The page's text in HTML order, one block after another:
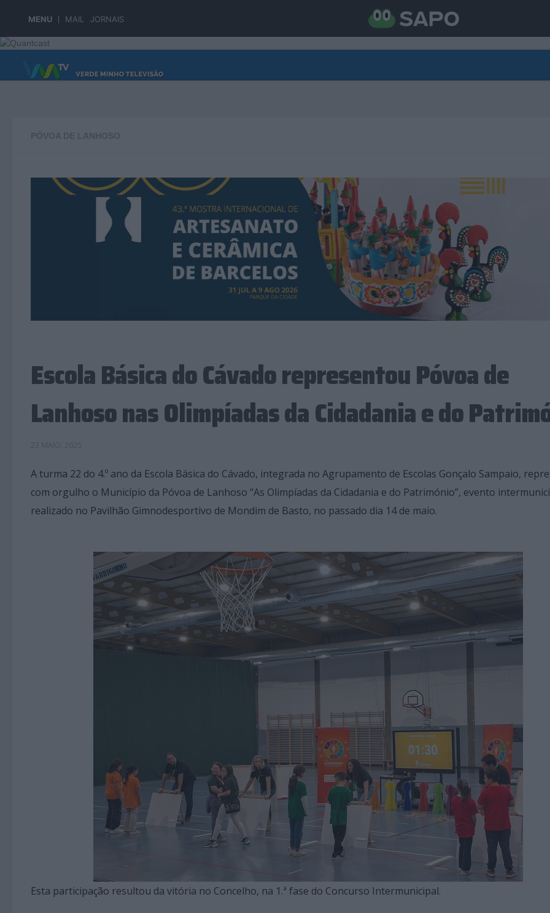
MENU MAIL JORNAIS
Skip to content
Escola Básica do Cávado representou Póvoa de
Lanhoso nas Olimpíadas da Cidadania e do
A turma 22 do 4.º ano da Escola Básica do Cávado, integrada no Agrupamento de Escolas Gonçalo Sampaio,
com orgulho o Município da Póvoa de Lanhoso “As Olimpíadas da Cidadania e do Património”, evento
realizado no Pavilhão Gimnodesportivo de Mondim de Basto, no passado dia 14 de maio.
Esta participação resultou da vitória no Concelho, na 1.ª fase do Concurso Intermunicipal.